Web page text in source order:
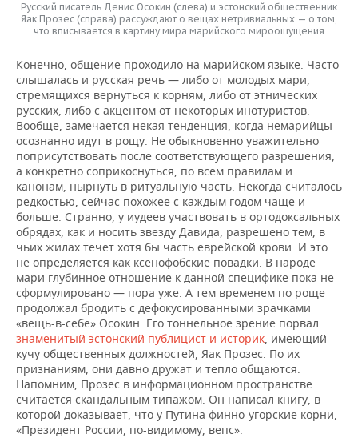
Русский писатель Денис Осокин (слева) и эстонский общественник
Яак Прозес (справа) рассуждают о вещах нетривиальных — о том,
что вписывается в картину мира марийского мироощущения
Конечно, общение проходило на марийском языке. Часто
слышалась и русская речь — либо от молодых мари,
стремящихся вернуться к корням, либо от этнических
русских, либо с акцентом от некоторых инотуристов.
Вообще, замечается некая тенденция, когда немарийцы
осознанно идут в рощу. Не обыкновенно уважительно
поприсутствовать после соответствующего разрешения,
а конкретно соприкоснуться, по всем правилам и
канонам, нырнуть в ритуальную часть. Некогда считалось
редкостью, сейчас похожее с каждым годом чаще и
больше. Странно, у иудеев участвовать в ортодоксальных
обрядах, как и носить звезду Давида, разрешено тем, в
чьих жилах течет хотя бы часть еврейской крови. И это
не определяется как ксенофобские повадки. В народе
мари глубинное отношение к данной специфике пока не
сформулировано — пора уже. А тем временем по роще
продолжал бродить с дефокусированными зрачками
«вещь-в-себе» Осокин. Его тоннельное зрение порвал
знаменитый эстонский публицист и историк, имеющий
кучу общественных должностей, Яак Прозес. По их
признаниям, они давно дружат и тепло общаются.
Напомним, Прозес в информационном пространстве
считается скандальным типажом. Он написал книгу, в
которой доказывает, что у Путина финно-угорские корни,
«Президент России, по-видимому, вепс».